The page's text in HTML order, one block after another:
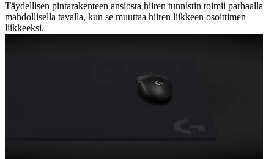
Täydellisen pintarakenteen ansiosta hiiren tunnistin toimii parhaalla
mahdollisella tavalla, kun se muuttaa hiiren liikkeen osoittimen
liikkeeksi.